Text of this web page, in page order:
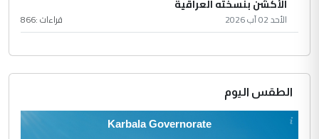
الأكشن بنسخته العراقية
الأحد 02 آب 2026 قراءات :866
الطقس اليوم
Karbala Governorate